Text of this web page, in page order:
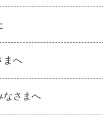
まへ
なさまへ